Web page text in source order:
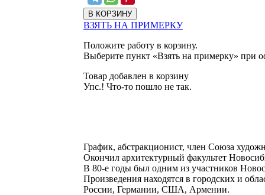
ВЗЯТЬ НА ПРИМЕРКУ
Положите работу в корзину.
Выберите пункт «Взять на примерку» при
Товар добавлен в корзину
Упс.! Что-то пошло не так.
График, абстракционист, член Союза
Окончил архитектурный факультет
В 80-е годы был одним из участников
Произведения находятся в городских и
России, Германии, США, Армении.